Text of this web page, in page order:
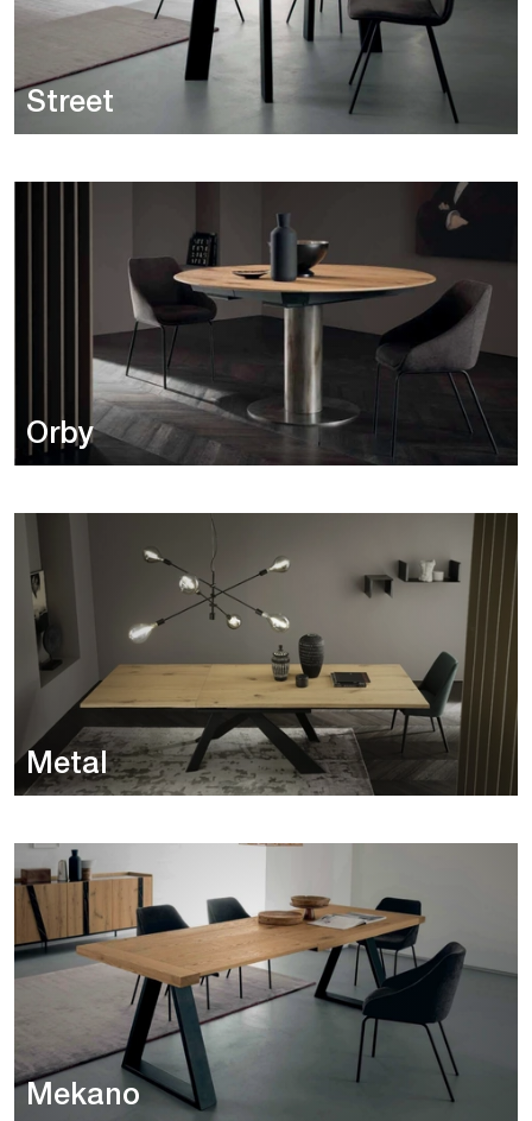
Street
Orby
Metal
Mekano